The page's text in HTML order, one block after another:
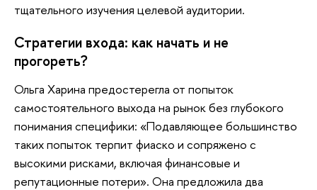
тщательного изучения целевой аудитории.
Стратегии входа: как начать и не
прогореть?
Ольга Харина предостерегла от попыток
самостоятельного выхода на рынок без глубокого
понимания специфики: «Подавляющее большинство
таких попыток терпит фиаско и сопряжено с
высокими рисками, включая финансовые и
репутационные потери». Она предложила два